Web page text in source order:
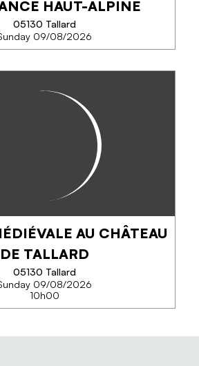
PHONE
SEE MORE
HAUT-ALPINE
05130 Tallard
09/08/2026
HAUT-ALPINE
de la mort de Paul Héraud, chef
des Hautes-Alpes, et de son agent
Marius Méyère.
PHONE
SEE MORE
AU CHÂTEAU
DE TALLARD
05130 Tallard
09/08/2026
10h00